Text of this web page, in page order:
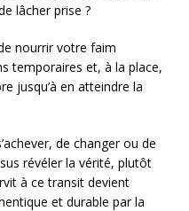
lâcher prise ?
nourrir votre faim
temporaires et, à la place,
jusqu’à en atteindre la
de changer ou de
révéler la vérité, plutôt
à ce transit devient
et durable par la